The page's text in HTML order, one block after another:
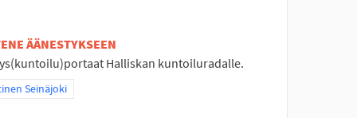
ÄÄNESTYKSEEN
Halliskan kuntoiluradalle.
tulokset teeman mukaan: Läntinen Seinäjoki
Seinäjoki